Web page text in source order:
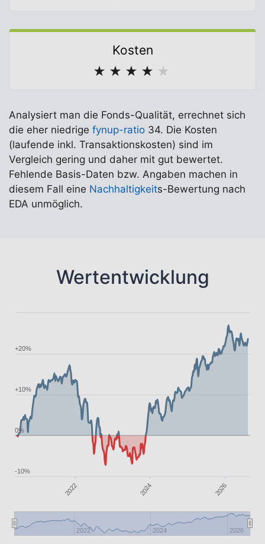
Kosten
★ ★ ★ ★ ★
Analysiert man die Fonds-Qualität, errechnet sich
die eher niedrige fynup-ratio 34. Die Kosten
(laufende inkl. Transaktionskosten) sind im
Vergleich gering und daher mit gut bewertet.
Fehlende Basis-Daten bzw. Angaben machen in
diesem Fall eine Nachhaltigkeits-Bewertung nach
EDA unmöglich.
Wertentwicklung
2022 2024 2026
2022 2024 2026
-10%
0%
+10%
+20%